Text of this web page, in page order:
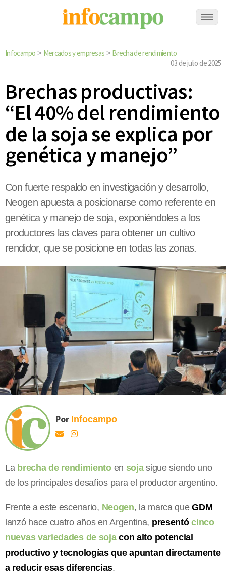
Infocampo > Mercados y empresas > Brecha de rendimiento
03 de julio de 2025
Brechas productivas:
“El 40% del rendimiento
de la soja se explica por
genética y manejo”
Con fuerte respaldo en investigación y desarrollo,
Neogen apuesta a posicionarse como referente en
genética y manejo de soja, exponiéndoles a los
productores las claves para obtener un cultivo
rendidor, que se posicione en todas las zonas.
Por Infocampo
La brecha de rendimientoen sojasigue siendo uno
de los principales desafíos para el productor argentino.
Frente a este escenario, Neogen, la marca queGDM
lanzó hace cuatro años en Argentina, presentócinco
nuevas variedades de sojacon alto potencial
productivo y tecnologías que apuntan directamente
a reducir esas diferencias.